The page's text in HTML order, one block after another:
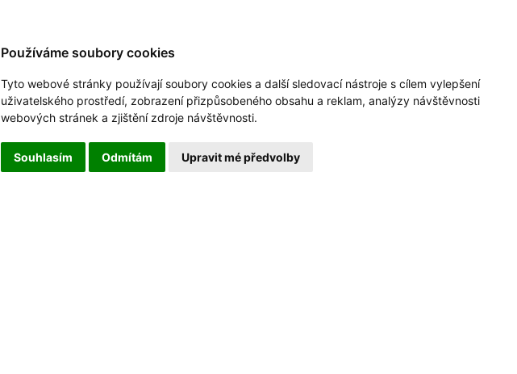
Používáme soubory cookies
Tyto webové stránky používají soubory cookies a další sledovací nástroje s cílem vylepšení
uživatelského prostředí, zobrazení přizpůsobeného obsahu a reklam, analýzy návštěvnosti
webových stránek a zjištění zdroje návštěvnosti.
Souhlasím Odmítám Upravit mé předvolby